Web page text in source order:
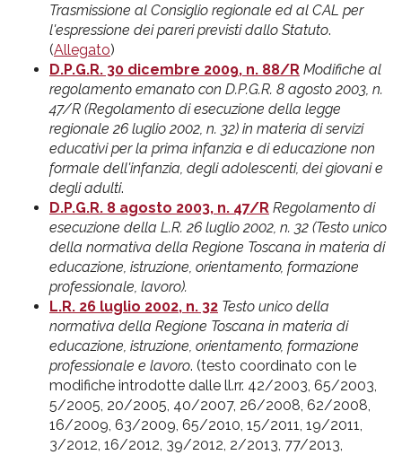
Trasmissione al Consiglio regionale ed al CAL per
l'espressione dei pareri previsti dallo Statuto.
(Allegato)
D.P.G.R. 30 dicembre 2009, n. 88/R Modifiche al
regolamento emanato con D.P.G.R. 8 agosto 2003, n.
47/R (Regolamento di esecuzione della legge
regionale 26 luglio 2002, n. 32) in materia di servizi
educativi per la prima infanzia e di educazione non
formale dell'infanzia, degli adolescenti, dei giovani e
degli adulti.
D.P.G.R. 8 agosto 2003, n. 47/R Regolamento di
esecuzione della L.R. 26 luglio 2002, n. 32 (Testo unico
della normativa della Regione Toscana in materia di
educazione, istruzione, orientamento, formazione
professionale, lavoro).
L.R. 26 luglio 2002, n. 32 Testo unico della
normativa della Regione Toscana in materia di
educazione, istruzione, orientamento, formazione
professionale e lavoro. (testo coordinato con le
modifiche introdotte dalle ll.rr. 42/2003, 65/2003,
5/2005, 20/2005, 40/2007, 26/2008, 62/2008,
16/2009, 63/2009, 65/2010, 15/2011, 19/2011,
3/2012, 16/2012, 39/2012, 2/2013, 77/2013,